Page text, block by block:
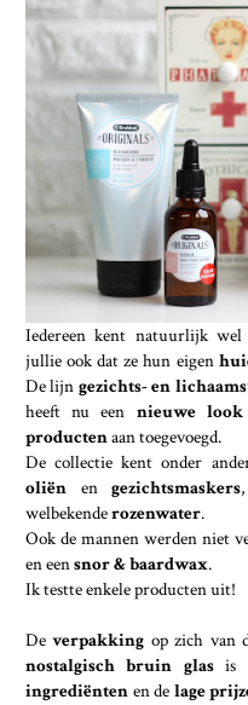
Iedereen kent natuurlijk
jullie ook dat ze hun eigen
De lijn gezichts- en
heeft nu een nieuwe look
productenaan toegevoegd.
De collectie kent onder
oliën engezichtsmaskers
welbekenderozenwater.
Ook de mannen werden niet
en eensnor & baardwax.
Ik testte enkele producten uit!
Deverpakking op zich van
nostalgisch bruin glasis
ingrediënten en de lage